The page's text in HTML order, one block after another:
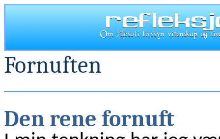
Fornuften
Den rene fornuft